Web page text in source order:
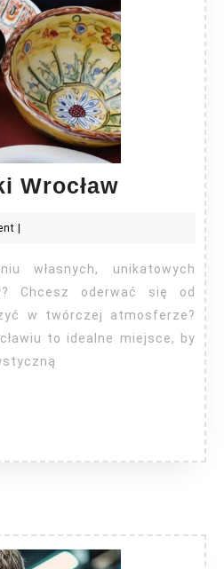
WrocławKurs
ceramiki
Wrocław
|
Chcesz oderwać się od
w twórczej atmosferze?
to idealne miejsce, by